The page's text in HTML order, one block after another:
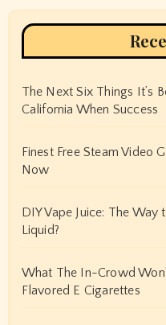
The Next Six Things It’s
California When Success
Finest Free Steam Video
Now
DIY Vape Juice: The
Liquid?
What The In-Crowd
Flavored E Cigarettes